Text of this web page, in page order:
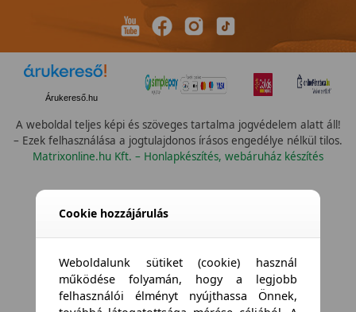
Árukereső.hu
A weboldal teljes képi és szöveges tartalma jogvédelem alatt áll!
– Ezek felhasználása a jogtulajdonos írásos engedélye nélkül tilos.
Matrixonline.hu Kft. – Honlapkészítés, webáruház készítés
Cookie hozzájárulás
Weboldalunk sütiket (cookie) használ
működése folyamán, hogy a legjobb
felhasználói élményt nyújthassa Önnek,
Összes vízállóság